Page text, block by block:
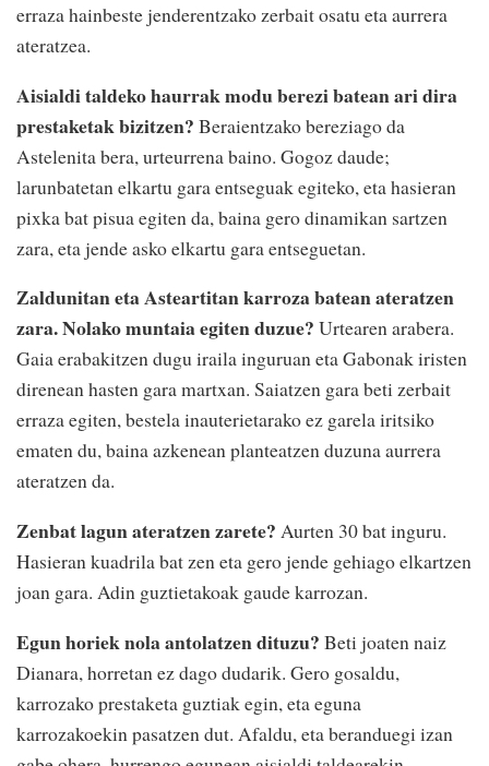
erraza hainbeste jenderentzako zerbait osatu eta aurrera
ateratzea.
Aisialdi taldeko haurrak modu berezi batean ari dira
prestaketak bizitzen? Beraientzako bereziago da
Astelenita bera, urteurrena baino. Gogoz daude;
larunbatetan elkartu gara entseguak egiteko, eta hasieran
pixka bat pisua egiten da, baina gero dinamikan sartzen
zara, eta jende asko elkartu gara entseguetan.
Zaldunitan eta Asteartitan karroza batean ateratzen
zara. Nolako muntaia egiten duzue? Urtearen arabera.
Gaia erabakitzen dugu iraila inguruan eta Gabonak iristen
direnean hasten gara martxan. Saiatzen gara beti zerbait
erraza egiten, bestela inauterietarako ez garela iritsiko
ematen du, baina azkenean planteatzen duzuna aurrera
ateratzen da.
Zenbat lagun ateratzen zarete? Aurten 30 bat inguru.
Hasieran kuadrila bat zen eta gero jende gehiago elkartzen
joan gara. Adin guztietakoak gaude karrozan.
Egun horiek nola antolatzen dituzu? Beti joaten naiz
Dianara, horretan ez dago dudarik. Gero gosaldu,
karrozako prestaketa guztiak egin, eta eguna
karrozakoekin pasatzen dut. Afaldu, eta beranduegi izan